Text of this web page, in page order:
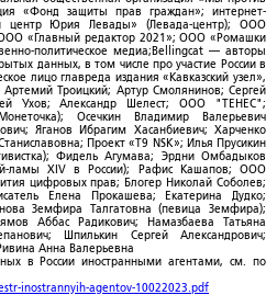
«Фонд защиты прав граждан»; интернет-
центр Юрия Левады» (Левада-центр); ООО
«Главный редактор 2021»; ООО «Ромашки
политическое медиа;Bellingcat — авторы
данных, в том числе про участие России в
лицо главреда издания «Кавказский узел»,
Троицкий; Артур Смолянинов; Сергей
Ухов; Александр Шелест; ООО "ТЕНЕС";
Осечкин Владимир Валерьевич
Яганов Ибрагим Хасанбиевич; Харченко
Проект «T9 NSK»; Илья Прусикин
Фидель Агумава; Эрдни Омбадыков
ламы XIV в России); Рафис Кашапов; ООО
цифровых прав; Блогер Николай Соболев;
Елена Прокашева; Екатерина Дудко;
Земфира Талгатовна (певица Земфира);
Аббас Радикович; Намазбаева Татьяна
Шпилькин Сергей Александрович;
Анна Валерьевна
в России иностранными агентами, см. по
inostrannyih-agentov-10022023.pdf